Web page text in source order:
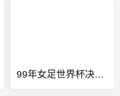
99年女足世界杯决赛比赛时间